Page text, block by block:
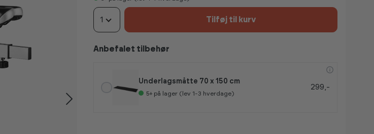
1 Tilføj til kurv
Anbefalet tilbehør
Underlagsmåtte 70 x 150 cm
5+ på lager (lev 1-3 hverdage)
299,-